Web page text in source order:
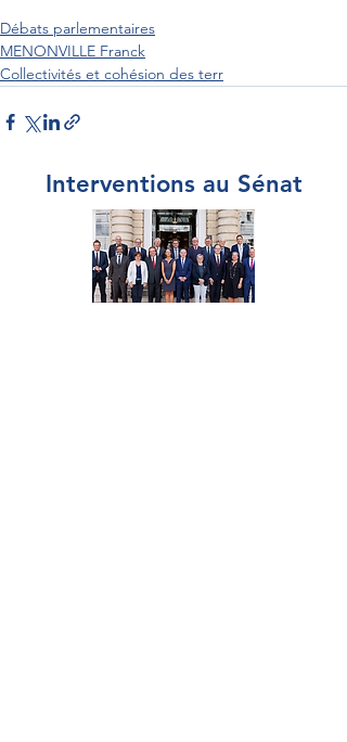
Débats parlementaires
MENONVILLE Franck
Collectivités et cohésion des terr
Interventions au Sénat